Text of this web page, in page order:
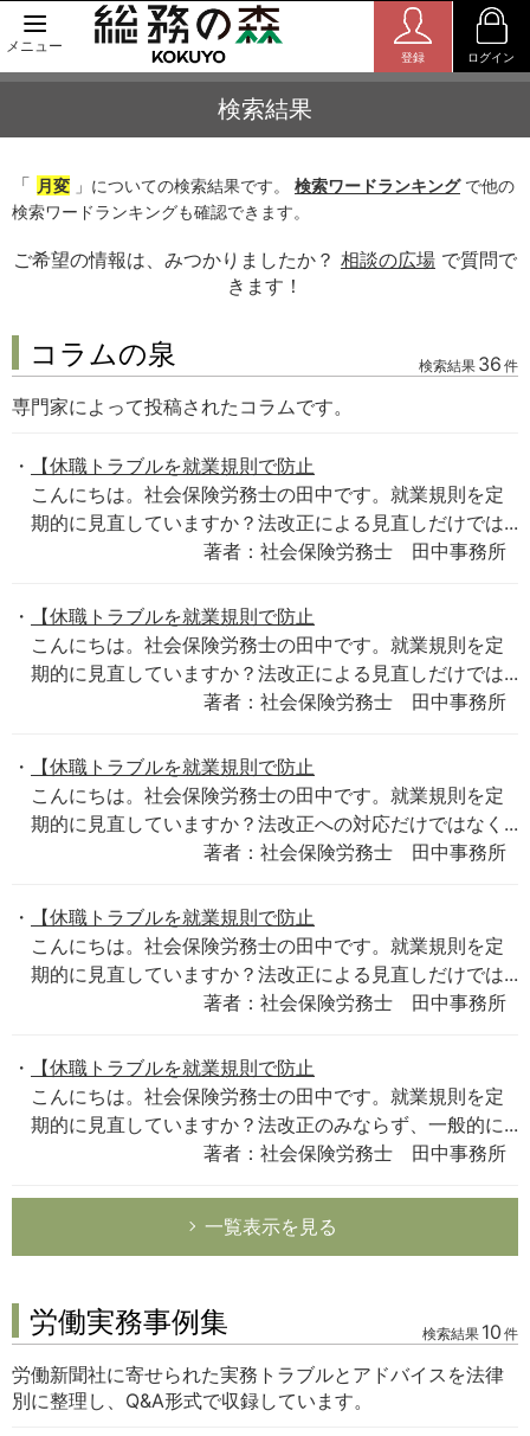
メニュー
登録 ログイン
検索結果
「 月変 」についての検索結果です。 検索ワードランキングで他の
検索ワードランキングも確認できます。
ご希望の情報は、みつかりましたか？ 相談の広場 で質問で
きます！
コラムの泉 検索結果 36 件
専門家によって投稿されたコラムです。
【休職トラブルを就業規則で防止
こんにちは。社会保険労務士の田中です。就業規則を定
期的に見直していますか？法改正による見直しだけでは...
著者：社会保険労務士 田中事務所
【休職トラブルを就業規則で防止
こんにちは。社会保険労務士の田中です。就業規則を定
期的に見直していますか？法改正による見直しだけでは...
著者：社会保険労務士 田中事務所
【休職トラブルを就業規則で防止
こんにちは。社会保険労務士の田中です。就業規則を定
期的に見直していますか？法改正への対応だけではなく...
著者：社会保険労務士 田中事務所
【休職トラブルを就業規則で防止
こんにちは。社会保険労務士の田中です。就業規則を定
期的に見直していますか？法改正による見直しだけでは...
著者：社会保険労務士 田中事務所
【休職トラブルを就業規則で防止
こんにちは。社会保険労務士の田中です。就業規則を定
期的に見直していますか？法改正のみならず、一般的に...
著者：社会保険労務士 田中事務所
一覧表示を見る
労働実務事例集 検索結果 10 件
労働新聞社に寄せられた実務トラブルとアドバイスを法律
別に整理し、Q&A形式で収録しています。